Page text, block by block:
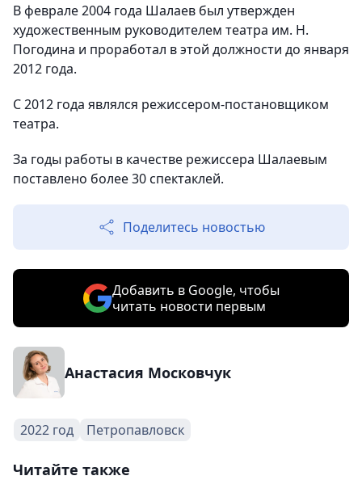
В феврале 2004 года Шалаев был утвержден
художественным руководителем театра им. Н.
Погодина и проработал в этой должности до января
2012 года.
С 2012 года являлся режиссером-постановщиком
театра.
За годы работы в качестве режиссера Шалаевым
поставлено более 30 спектаклей.
Поделитесь новостью
Добавить в Google, чтобы
читать новости первым
Анастасия Московчук
2022 год Петропавловск
Читайте также